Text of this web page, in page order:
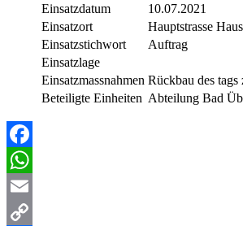
Einsatzdatum
10.07.2021
Einsatzort
Hauptstrasse
Einsatzstichwort
Auftrag
Einsatzlage
Einsatzmassnahmen Rückbau des
Beteiligte Einheiten Abteilung Bad
Facebook
WhatsApp
Email